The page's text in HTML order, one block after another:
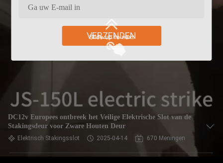
VERZENDEN
DC12v Europees ontbreek het Veilige Elektrische Slot van de
Stakingsdeur voor Zware Houten Deur
Elektrisch Stakingsslot 2025-04-14 670 Meningen